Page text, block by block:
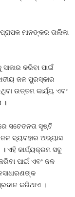
ମାନଙ୍କର ତାଲିକା
କରିବା ପାଇଁ
ଜଳ ପୁରସ୍କାର
ଉତ୍ତମ କାର୍ଯ୍ୟ ଏବଂ
।
ସଚେତନତା ସୃଷ୍ଟି
ଜଳ ବ୍ୟବହାର ଅଭ୍ୟାସ
ଏହି କାର୍ଯ୍ୟକ୍ରମ ସବୁ
ପାଇଁ ଏବଂ ଜଳ
କରିଥାଏ ।